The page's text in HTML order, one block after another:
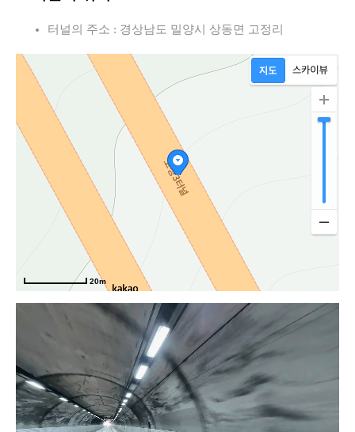
터널의 주소 : 경상남도 밀양시 상동면 고정리
20m